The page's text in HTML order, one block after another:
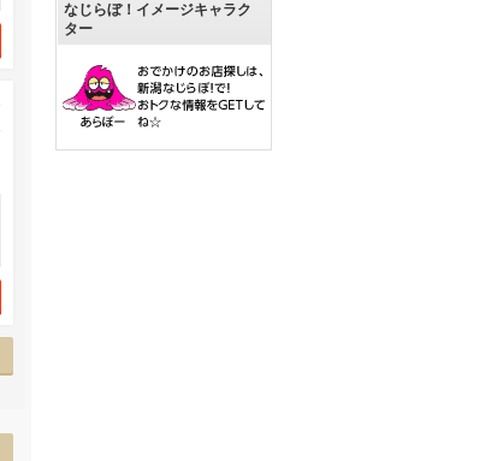
なじらぼ！イメージキャラク
ター